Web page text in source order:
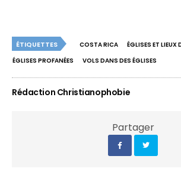
ÉTIQUETTES COSTA RICA
ÉGLISES ET LIEUX
ÉGLISES PROFANÉES
VOLS DANS DES ÉGLISES
Rédaction Christianophobie
Partager